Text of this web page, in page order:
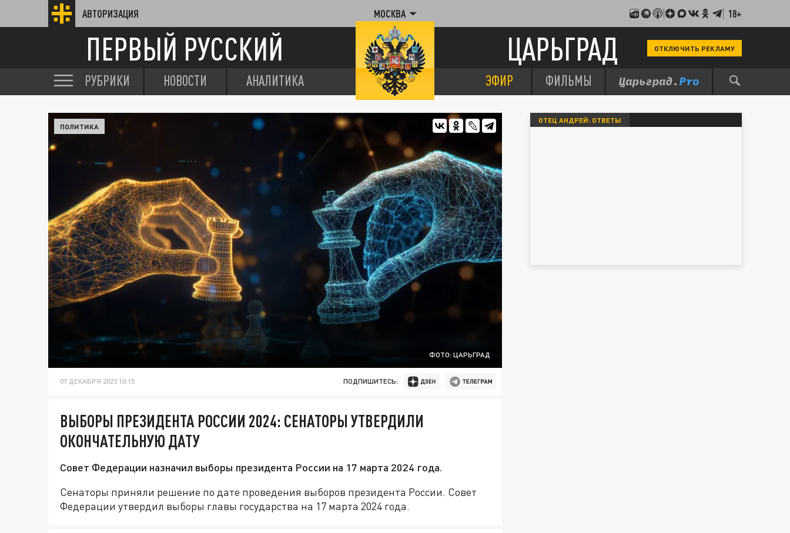
АВТОРИЗАЦИЯ МОСКВА 18+
ПЕРВЫЙ РУССКИЙ ЦАРЬГРАД ОТКЛЮЧИТЬ РЕКЛАМУ
РУБРИКИ НОВОСТИ АНАЛИТИКА ЭФИР ФИЛЬМЫ
ФОТО: ЦАРЬГРАД
ПОЛИТИКА
07 ДЕКАБРЯ 2023 10:15 ПОДПИШИТЕСЬ:
ВЫБОРЫ ПРЕЗИДЕНТА РОССИИ 2024: СЕНАТОРЫ УТВЕРДИЛИ
ОКОНЧАТЕЛЬНУЮ ДАТУ
Совет Федерации назначил выборы президента России на 17 марта 2024 года.
Сенаторы приняли решение по дате проведения выборов президента России. Совет
Федерации утвердил выборы главы государства на 17 марта 2024 года.
ОТЕЦ АНДРЕЙ: ОТВЕТЫ